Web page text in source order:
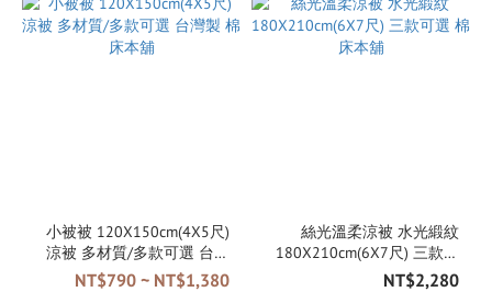
小被被 120X150cm(4X5尺)
涼被 多材質/多款可選 台灣
製 棉床本舖
NT$790 ~ NT$1,380
絲光溫柔涼被 水光緞紋
180X210cm(6X7尺) 三款可
選 棉床本舖
NT$2,280